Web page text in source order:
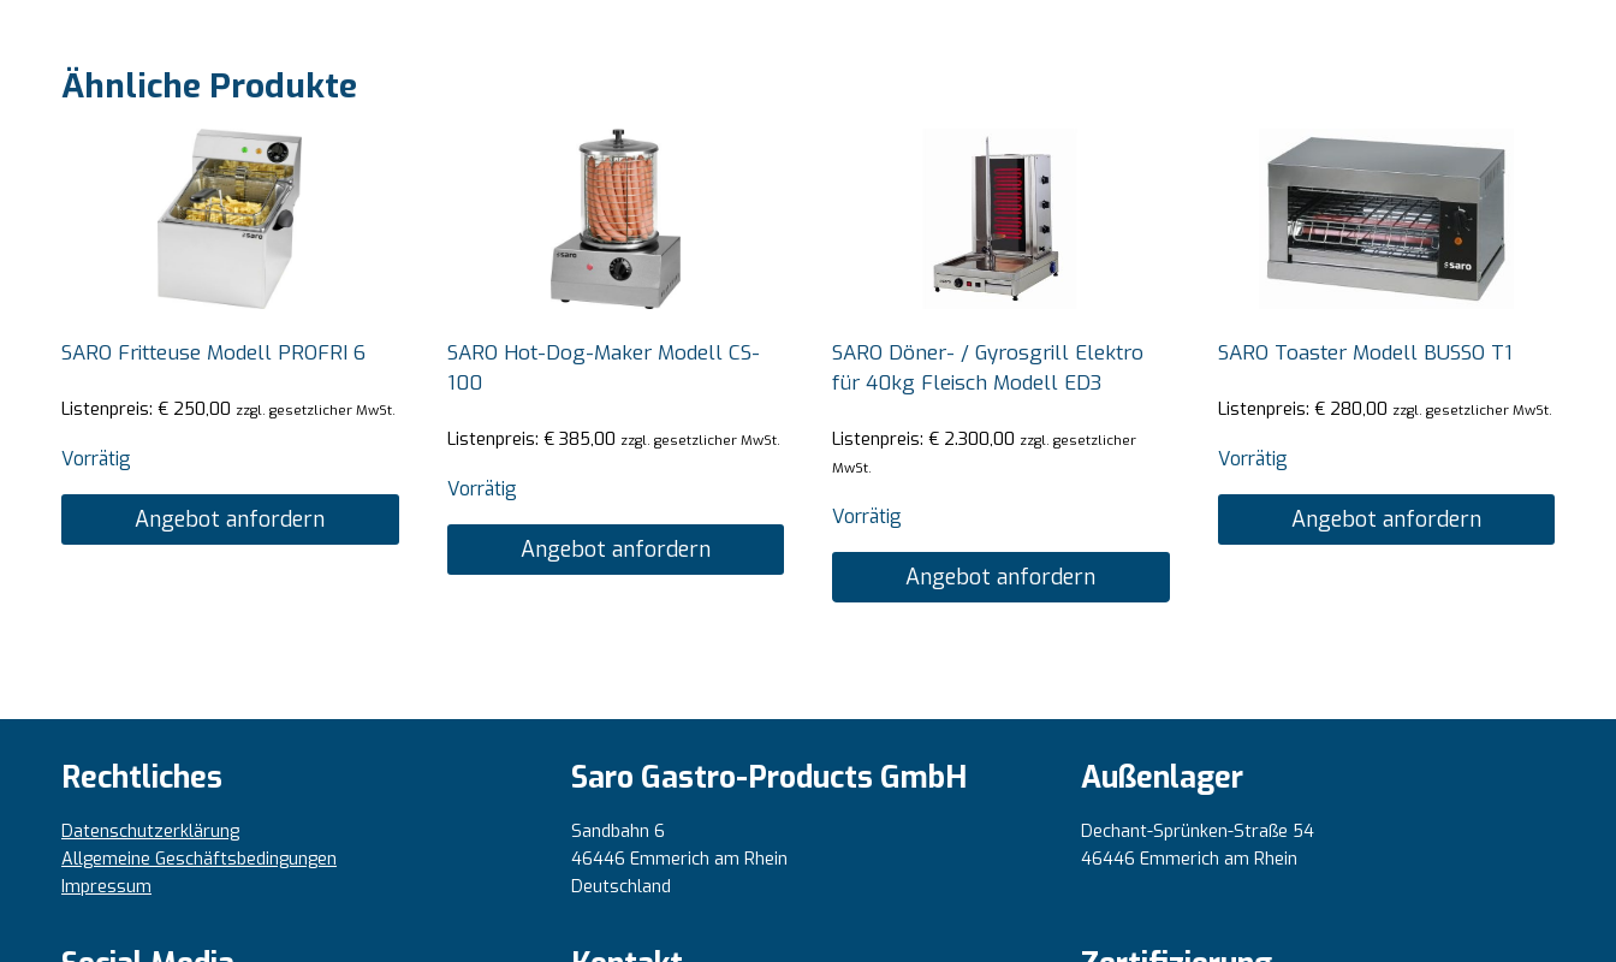
Ähnliche Produkte
SARO Fritteuse Modell PROFRI 6
Listenpreis: € 250,00 zzgl. gesetzlicher MwSt.
Vorrätig
Angebot anfordern
SARO Hot-Dog-Maker Modell CS-
100
Listenpreis: €385,00 zzgl. gesetzlicher MwSt.
Vorrätig
Angebot anfordern
SARO Döner- / Gyrosgrill Elektro
für 40kg Fleisch Modell ED3
Listenpreis: € 2.300,00 zzgl. gesetzlicher
MwSt.
Vorrätig
Angebot anfordern
SARO Toaster Modell BUSSO T1
Listenpreis: €280,00 zzgl. gesetzlicher MwSt.
Vorrätig
Angebot anfordern
Rechtliches
Datenschutzerklärung
Allgemeine Geschäftsbedingungen
Impressum
Saro Gastro-Products GmbH
Sandbahn 6
46446 Emmerich am Rhein
Deutschland
Außenlager
Dechant-Sprünken-Straße 54
46446 Emmerich am Rhein